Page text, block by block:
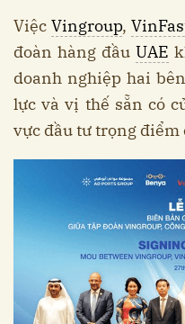
ViệcVingroup,
đoàn hàng đầu UAE
doanh nghiệp hai
lực và vị thế sẵn có
vực đầu tư trọng điểm